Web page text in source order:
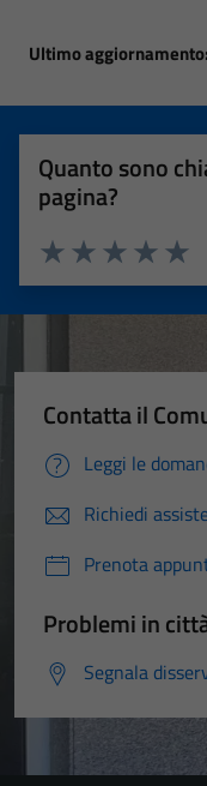
Ultimo aggiornamento:
Quanto sono
pagina?
Valuta 4
Valuta 3
Valuta 2 stelle
Valuta 1 stelle su 5
Contatta il
Leggi le
Richiedi
Prenota
Problemi in
Segnala